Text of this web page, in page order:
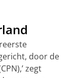
door de
zegt